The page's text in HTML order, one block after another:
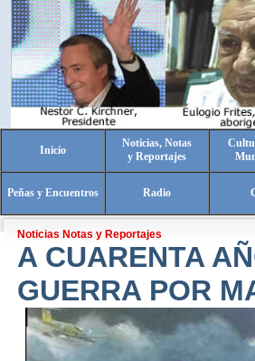
Inicio
Noticias, Notas
y Reportajes
Peñas y Encuentros Radio
Noticias Notas y Reportajes
A CUARENTA
GUERRA POR